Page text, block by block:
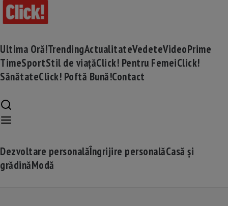
Ultima Oră!TrendingActualitateVedeteVideoPrime
TimeSportStil de viațăClick! Pentru FemeiClick!
SănătateClick! Poftă Bună!Contact
Dezvoltare personalăÎngrijire personalăCasă și
grădinăModă